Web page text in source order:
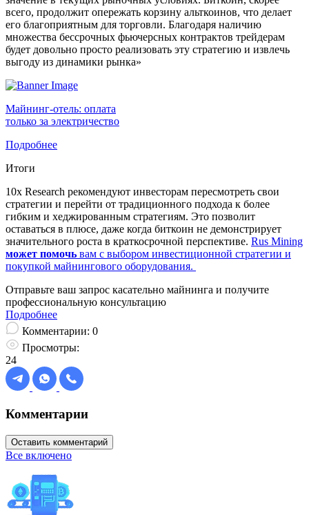
всего, продолжит опережать корзину альткоинов, что делает
его благоприятным для торговли. Благодаря наличию
множества бессрочных фьючерсных контрактов трейдерам
будет довольно просто реализовать эту стратегию и извлечь
выгоду из динамики рынка»
Майнинг-отель: оплата
только за электричество
Подробнее
Итоги
10x Research рекомендуют инвесторам пересмотреть свои
стратегии и перейти от традиционного подхода к более
гибким и хеджированным стратегиям. Это позволит
оставаться в плюсе, даже когда биткоин не демонстрирует
значительного роста в краткосрочной перспективе. Rus Mining
может помочь вам с выбором инвестиционной стратегии и
покупкой майнингового оборудования.
Отправьте ваш запрос касательно майнинга и получите
профессиональную консультацию
Подробнее
Комментарии: 0
Просмотры:
24
Комментарии
Оставить комментарий
Все включено